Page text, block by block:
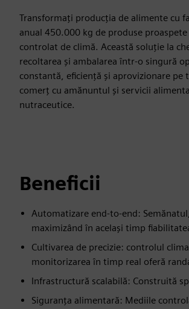
Transformați producția de alimente cu
anual 450.000 kg de produse
controlat de climă. Această soluție la
recoltarea și ambalarea într-o singură
constantă, eficiență și aprovizionare
comerț cu amănuntul și servicii
nutraceutice.
Beneficii
Automatizare end-to-end:
maximizând în același timp
Cultivarea de precizie: controlul
monitorizarea în timp real oferă
Infrastructură scalabilă: Construită
Siguranța alimentară: Mediile